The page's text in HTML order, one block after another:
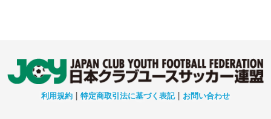
利用規約 | 特定商取引法に基づく表記| お問い合わせ